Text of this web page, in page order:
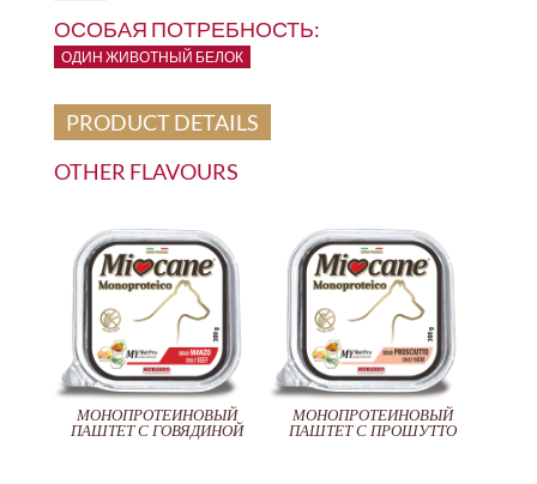
ОСОБАЯ ПОТРЕБНОСТЬ:
ОДИН ЖИВОТНЫЙ БЕЛОК
PRODUCT DETAILS
OTHER FLAVOURS
МОНОПРОТЕИНОВЫЙ
ПАШТЕТ С ГОВЯДИНОЙ
МОНОПРОТЕИНОВЫЙ
ПАШТЕТ С ПРОШУТТО